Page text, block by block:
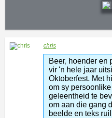
chris
Beer, hoender en
vir 'n hele jaar
Oktoberfest. Met
om sy
geleentheid te
om aan die gang
beelde en teks